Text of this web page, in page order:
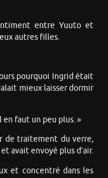
entre Yuuto et
autres filles.
pourquoi Ingrid était
mieux laisser dormir
en faut un peu plus. »
de traitement du verre,
avait envoyé plus d’air.
et concentré dans les